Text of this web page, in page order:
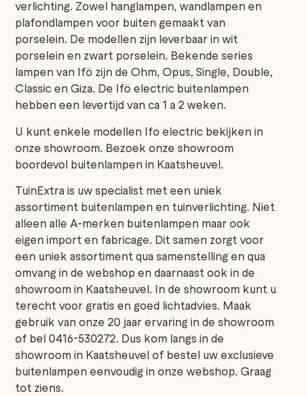
verlichting. Zowel hanglampen, wandlampen en
plafondlampen voor buiten gemaakt van
porselein. De modellen zijn leverbaar in wit
porselein en zwart porselein. Bekende series
lampen van Ifö zijn de Ohm, Opus, Single, Double,
Classic en Giza. De Ifö electric buitenlampen
hebben een levertijd van ca 1 a 2 weken.
U kunt enkele modellen Ifo electric bekijken in
onze showroom. Bezoek onze showroom
boordevol buitenlampen in Kaatsheuvel.
TuinExtra is uw specialist met een uniek
assortiment buitenlampen en tuinverlichting. Niet
alleen alle A-merken buitenlampen maar ook
eigen import en fabricage. Dit samen zorgt voor
een uniek assortiment qua samenstelling en qua
omvang in de webshop en daarnaast ook in de
showroom in Kaatsheuvel. In de showroom kunt u
terecht voor gratis en goed lichtadvies. Maak
gebruik van onze 20 jaar ervaring in de showroom
of bel 0416-530272. Dus kom langs in de
showroom in Kaatsheuvel of bestel uw exclusieve
buitenlampen eenvoudig in onze webshop. Graag
tot ziens.